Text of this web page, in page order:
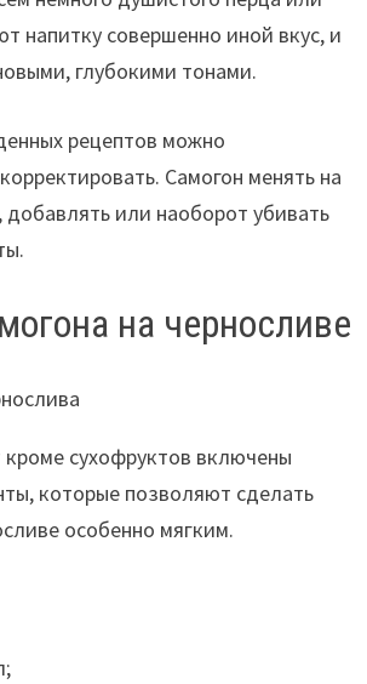
напитку совершенно иной вкус, и
глубокими тонами.
рецептов можно
Самогон менять на
добавлять или наоборот убивать
на черносливе
сухофруктов включены
которые позволяют сделать
особенно мягким.